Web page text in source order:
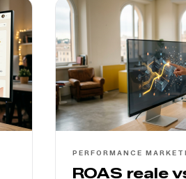
PERFORMANCE
ROAS reale